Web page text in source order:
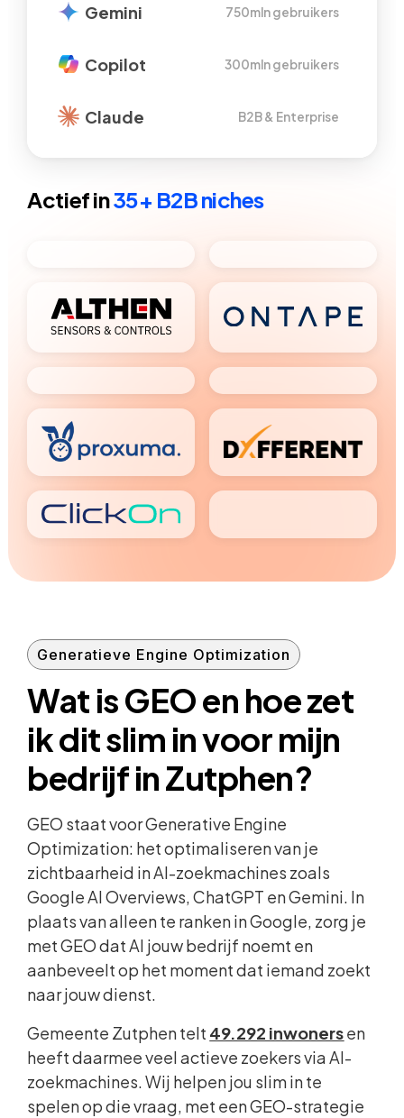
Gemini 750mln gebruikers
Copilot 300mln gebruikers
Claude B2B & Enterprise
Actief in35+ B2B niches
Generatieve Engine Optimization
Wat is GEO en hoe zet
ik dit slim in voor mijn
bedrijf in Zutphen?
GEO staat voor Generative Engine
Optimization: het optimaliseren van je
zichtbaarheid in AI-zoekmachines zoals
Google AI Overviews, ChatGPT en Gemini. In
plaats van alleen te ranken in Google, zorg je
met GEO dat AI jouw bedrijf noemt en
aanbeveelt op het moment dat iemand zoekt
naar jouw dienst.
Gemeente Zutphen telt 49.292 inwonersen
heeft daarmee veel actieve zoekers via AI-
zoekmachines. Wij helpen jou slim in te
spelen op die vraag, met een GEO-strategie